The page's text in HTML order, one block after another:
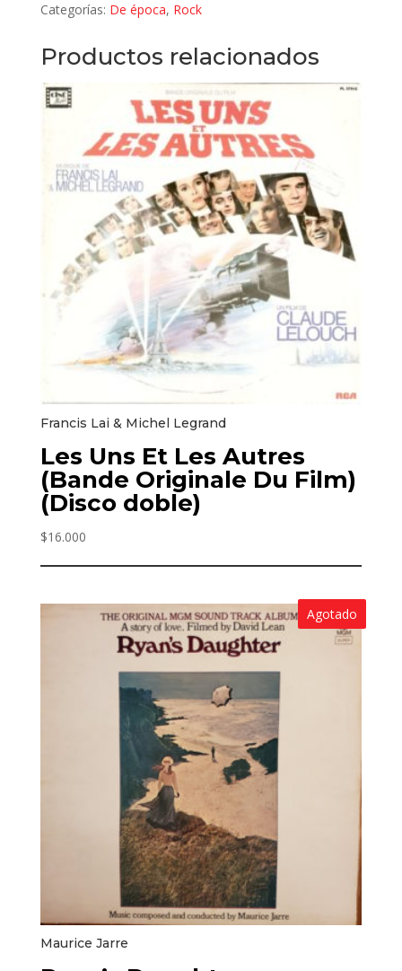
Categorías: De época, Rock
Productos relacionados
Francis Lai & Michel Legrand ‎
Les Uns Et Les Autres
(Bande Originale Du Film)
(Disco doble)
$16.000
Agotado
Maurice Jarre